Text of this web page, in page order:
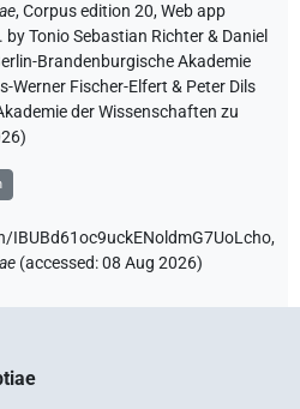
,Corpus edition 20, Web app
Tonio Sebastian Richter & Daniel
Brandenburgische Akademie
Werner Fischer-Elfert & Peter Dils
der Wissenschaften zu
)
(accessed:08 Aug 2026)